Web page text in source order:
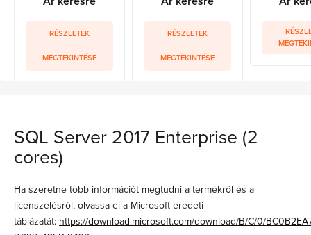
RÉSZLETEK
MEGTEKINTÉSE
RÉSZLETEK
MEGTEKINTÉSE
SQL Server 2017 Enterprise (2
cores)
Ha szeretne több információt megtudni a termékről és a
licenszelésről, olvassa el a Microsoft eredeti
táblázatát: https://download.microsoft.com/download/B/C/0/